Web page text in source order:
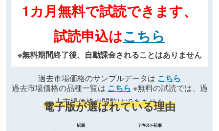
1カ月無料で試読できます、
試読申込はこちら
※無料期間終了後、自動課金されることはありません
過去市場価格のサンプルデータは こちら
過去市場価格の品種一覧は こちら ※無料の試読では、過
去市場価格の閲覧はできません
電子版が選ばれている理由